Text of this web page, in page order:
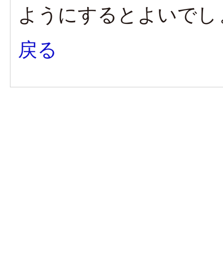
ようにするとよいで
戻る